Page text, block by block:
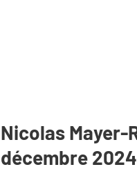
Nicolas Mayer-
décembre 2024